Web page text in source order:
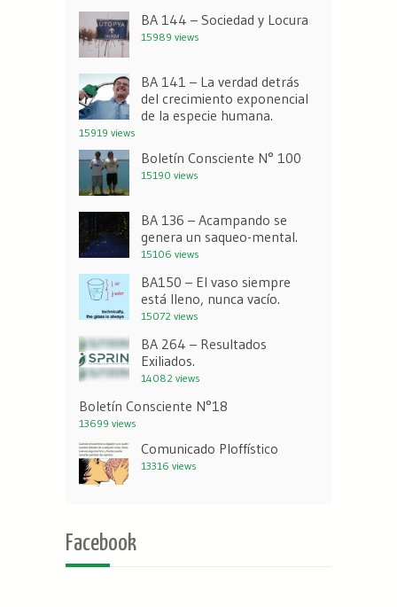
BA 144 – Sociedad y Locura
15989 views
BA 141 – La verdad detrás
del crecimiento exponencial
de la especie humana.
15919 views
Boletín Consciente N° 100
15190 views
BA 136 – Acampando se
genera un saqueo-mental.
15106 views
BA150 – El vaso siempre
está lleno, nunca vacío.
15072 views
BA 264 – Resultados
Exiliados.
14082 views
Boletín Consciente N°18
13699 views
Comunicado Ploffístico
13316 views
Facebook